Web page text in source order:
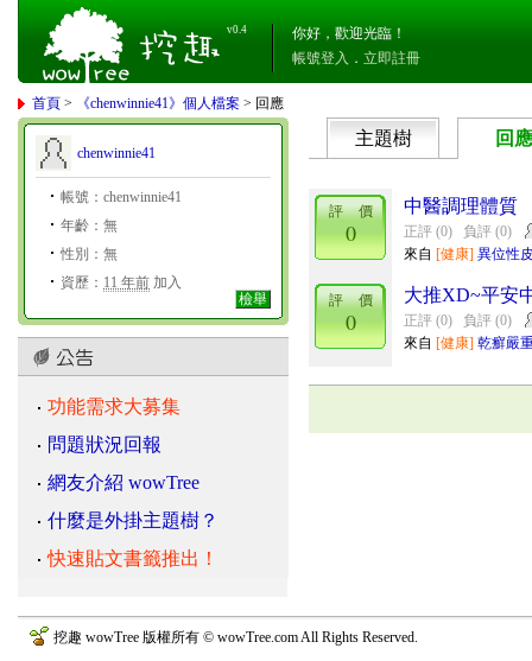
v0.4
你好，歡迎光臨！
帳號登入 ． 立即註冊
首頁 > 《chenwinnie41》個人檔案 > 回應
chenwinnie41
帳號：chenwinnie41
年齡：無
性別：無
資歷： 11 年前 加入
檢舉
功能需求大募集
問題狀況回報
網友介紹 wowTree
什麼是外掛主題樹？
快速貼文書籤推出！
主題樹 回應
中醫調理體質
正評 (0)
負評 (0)
來自 [健康] 異位性
評 價
0
大推XD~平安
正評 (0)
負評 (0)
來自 [健康] 乾癬嚴
評 價
0
挖趣 wowTree 版權所有 © wowTree.com All Rights Reserved.